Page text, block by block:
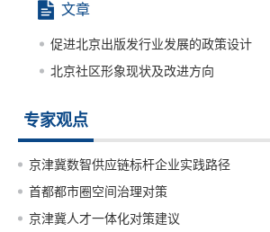
文章
促进北京出版发行业发展的政策设计
北京社区形象现状及改进方向
专家观点
京津冀数智供应链标杆企业实践路径
首都都市圈空间治理对策
京津冀人才一体化对策建议